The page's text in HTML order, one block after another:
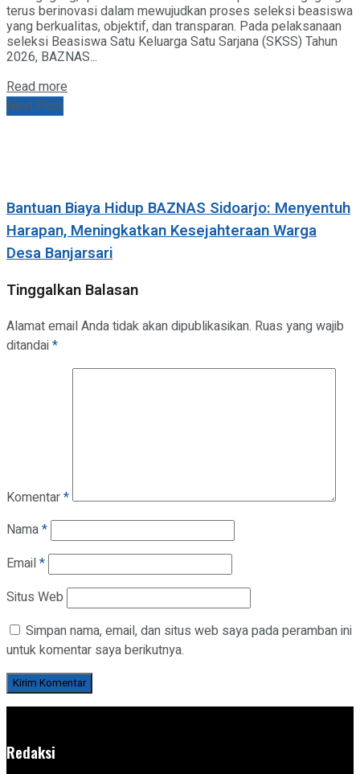
terus berinovasi dalam mewujudkan proses seleksi beasiswa
yang berkualitas, objektif, dan transparan. Pada pelaksanaan
seleksi Beasiswa Satu Keluarga Satu Sarjana (SKSS) Tahun
2026, BAZNAS...
Read more
Next Post
Bantuan Biaya Hidup BAZNAS Sidoarjo: Menyentuh
Harapan, Meningkatkan Kesejahteraan Warga
Desa Banjarsari
Tinggalkan Balasan
Alamat email Anda tidak akan dipublikasikan. Ruas yang wajib
ditandai*
Komentar*
Nama*
Email*
Situs Web
Simpan nama, email, dan situs web saya pada peramban ini
untuk komentar saya berikutnya.
Redaksi